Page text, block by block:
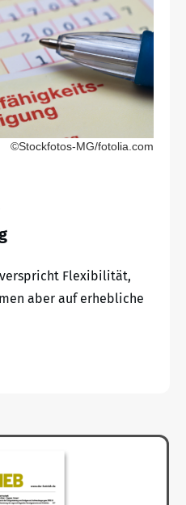
©Stockfotos-MG/fotolia.com
Flexibilität,
aber auf erhebliche